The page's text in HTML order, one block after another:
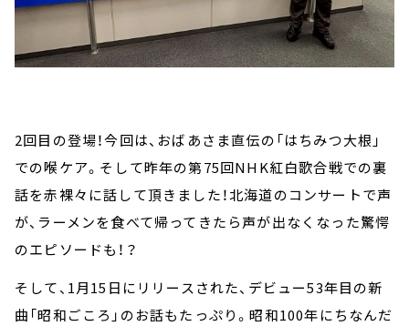
2回目の登場！今回は、おばあさま直伝の「はちみつ大根」
での喉ケア。そして昨年の第75回NHK紅白歌合戦での裏
話を赤裸々に話して頂きました！北海道のコンサートで声
が、ラーメンを食べて帰ってきたら声が出なくなった驚愕
のエピソードも！？
そして、1月15日にリリースされた、デビュー53年目の新
曲「昭和ごころ」のお話もたっぷり。昭和100年にちなんだ